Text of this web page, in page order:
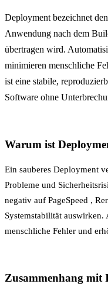
Deployment bezeichnet
Anwendung nach dem
übertragen wird.
minimieren menschliche
ist eine stabile,
Software ohne
Warum ist
Ein sauberes Deployment
Probleme und
negativ auf PageSpeed ,
Systemstabilität auswirken.
menschliche Fehler und
Zusammenhang